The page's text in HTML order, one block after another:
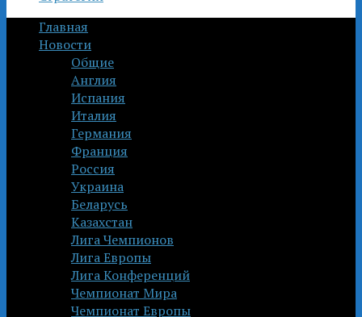
Главная
Новости
Общие
Англия
Испания
Италия
Германия
Франция
Россия
Украина
Беларусь
Казахстан
Лига Чемпионов
Лига Европы
Лига Конференций
Чемпионат Мира
Чемпионат Европы